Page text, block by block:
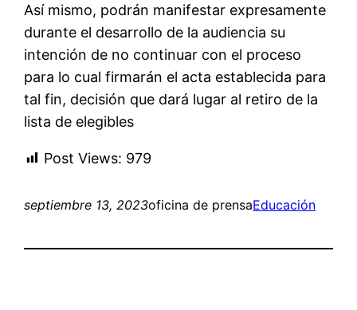
Así mismo, podrán manifestar expresamente
durante el desarrollo de la audiencia su
intención de no continuar con el proceso
para lo cual firmarán el acta establecida para
tal fin, decisión que dará lugar al retiro de la
lista de elegibles
Post Views: 979
septiembre 13, 2023oficina de prensaEducación